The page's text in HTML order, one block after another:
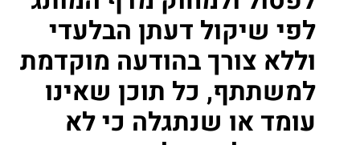
לפי שיקול דעתן הבלעדי
וללא צורך בהודעה מוקדמת
למשתתף, כל תוכן שאינו
עומד או שנתגלה כי לא